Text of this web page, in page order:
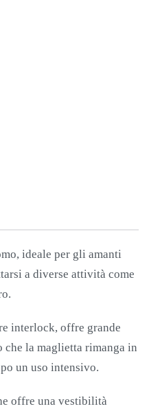
ideale per gli amanti
a diverse attività come
interlock, offre grande
che la maglietta rimanga in
un uso intensivo.
offre una vestibilità